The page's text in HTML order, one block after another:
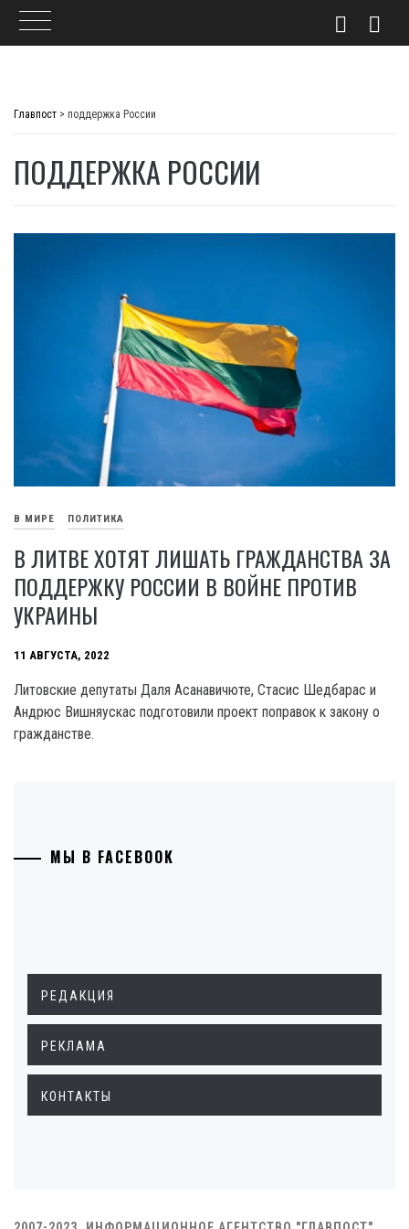
Главпост > поддержка России
ПОДДЕРЖКА РОССИИ
В МИРЕ ПОЛИТИКА
В ЛИТВЕ ХОТЯТ ЛИШАТЬ ГРАЖДАНСТВА ЗА
ПОДДЕРЖКУ РОССИИ В ВОЙНЕ ПРОТИВ
УКРАИНЫ
11 АВГУСТА, 2022
Литовские депутаты Даля Асанавичюте, Стасис Шедбарас и
Андрюс Вишняускас подготовили проект поправок к закону о
гражданстве.
МЫ В FACEBOOK
РЕДАКЦИЯ
РЕКЛАМА
КОНТАКТЫ